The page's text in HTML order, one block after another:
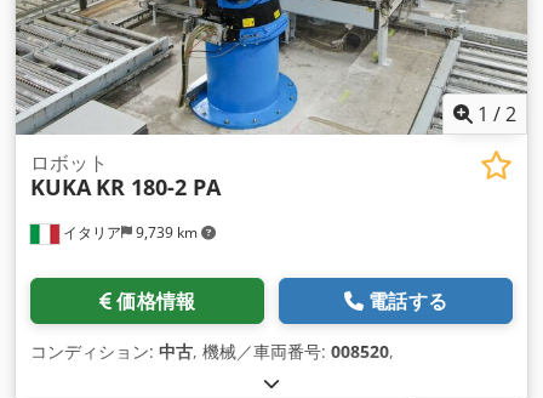
1 /2
イタリア 9,739 km
ロボット
KUKA KR 180-2 PA
価格情報 電話する
コンディション: 中古, 機械／車両番号: 008520,